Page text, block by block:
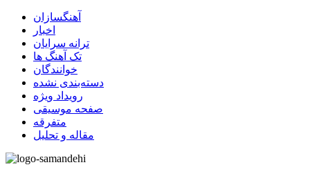
آهنگسازان
اخبار
ترانه سرایان
تک آهنگ ها
خوانندگان
دسته‌بندی نشده
رویداد ویژه
صفحه موسیقی
متفرقه
مقاله و تحلیل